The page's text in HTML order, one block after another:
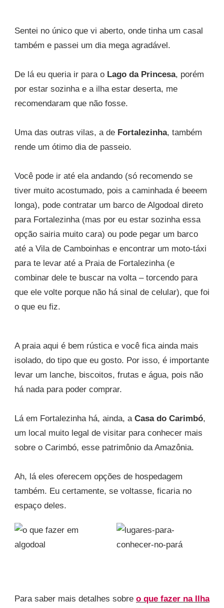
Sentei no único que vi aberto, onde tinha um casal
também e passei um dia mega agradável.
De lá eu queria ir para o Lago da Princesa, porém
por estar sozinha e a ilha estar deserta, me
recomendaram que não fosse.
Uma das outras vilas, a de Fortalezinha, também
rende um ótimo dia de passeio.
Você pode ir até ela andando (só recomendo se
tiver muito acostumado, pois a caminhada é beeem
longa), pode contratar um barco de Algodoal direto
para Fortalezinha (mas por eu estar sozinha essa
opção sairia muito cara) ou pode pegar um barco
até a Vila de Camboinhas e encontrar um moto-táxi
para te levar até a Praia de Fortalezinha (e
combinar dele te buscar na volta – torcendo para
que ele volte porque não há sinal de celular), que foi
o que eu fiz.
A praia aqui é bem rústica e você fica ainda mais
isolado, do tipo que eu gosto. Por isso, é importante
levar um lanche, biscoitos, frutas e água, pois não
há nada para poder comprar.
Lá em Fortalezinha há, ainda, a Casa do Carimbó,
um local muito legal de visitar para conhecer mais
sobre o Carimbó, esse patrimônio da Amazônia.
Ah, lá eles oferecem opções de hospedagem
também. Eu certamente, se voltasse, ficaria no
espaço deles.
Para saber mais detalhes sobre o que fazer na Ilha